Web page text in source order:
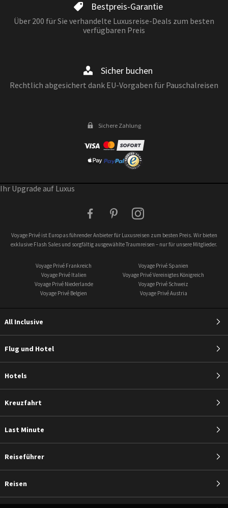
Bestpreis-Garantie
Über 200 für Sie verhandelte Luxusreise-Deals zum besten
verfügbaren Preis
Sicher buchen
Rechtlich abgesichert dank EU-Vorgaben für Pauschalreisen
Sichere Zahlung
Ihr Upgrade auf Luxus
Voyage Privé ist Europas führender Anbieter für Luxusreisen zum besten Preis. Wir bieten
exklusive Flash Sales und sorgfältig ausgewählte Traumreisen – nur für unsere Mitglieder.
Voyage Privé Frankreich
Voyage Privé Spanien
Voyage Privé Italien
Voyage Privé Vereinigtes Königreich
Voyage Privé Niederlande
Voyage Privé Schweiz
Voyage Privé Belgien
Voyage Privé Austria
All Inclusive
Flug und Hotel
Hotels
Kreuzfahrt
Last Minute
Reiseführer
Reisen